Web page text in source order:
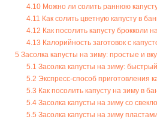
4.10Можно ли солить раннюю
4.11 Как солить цветную капусту в
4.12 Как посолить капусту брокколи
4.13 Калорийность заготовок с
5 Засолка капусты на зиму: простые и
5.1 Засолка капусты на зиму:
5.2 Экспресс-способ приготовления
5.3 Как посолить капусту на зиму в
5.4Засолка капусты на зиму со
5.5 Засолка капусты на зиму